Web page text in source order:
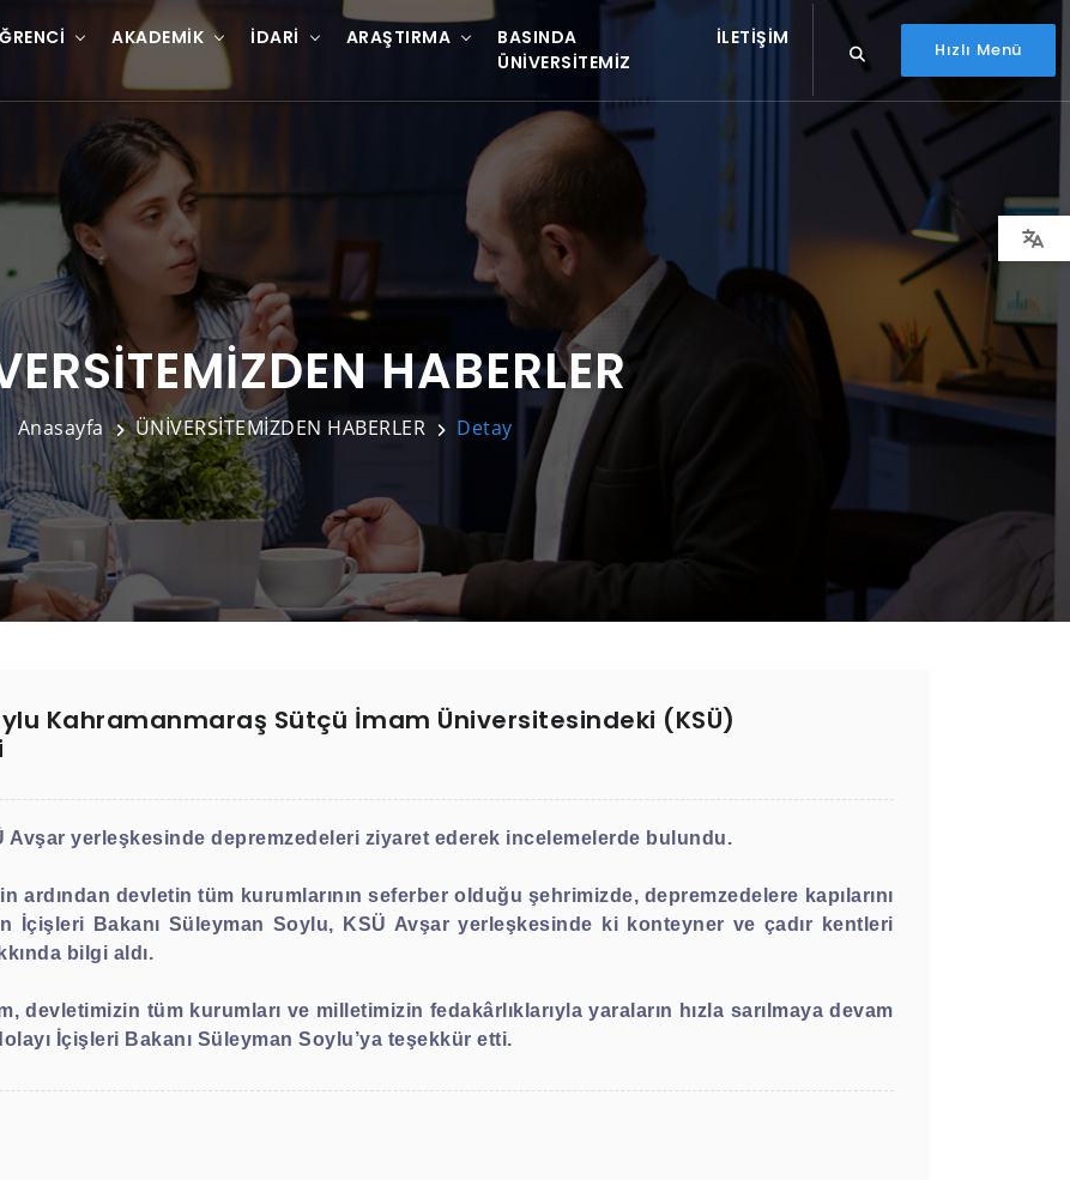
AKADEMIK İDARI ARAŞTIRMA
BASINDA
ÜNIVERSITEMIZ
İLETIŞIM
Hızlı Menü
HABERLER
Anasayfa ÜNİVERSİTEMİZDEN HABERLER Detay
Kahramanmaraş Sütçü İmam Üniversitesindeki (KSÜ)
Avşar yerleşkesinde depremzedeleri ziyaret ederek incelemelerde bulundu.
ardından devletin tüm kurumlarının seferber olduğu şehrimizde, depremzedelere kapılarını
İçişleri Bakanı Süleyman Soylu, KSÜ Avşar yerleşkesinde ki konteyner ve çadır kentleri
bilgi aldı.
devletimizin tüm kurumları ve milletimizin fedakârlıklarıyla yaraların hızla sarılmaya devam
İçişleri Bakanı Süleyman Soylu’ya teşekkür etti.